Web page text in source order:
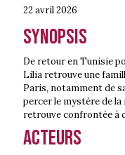
22 avril2026
Synopsis
De retour en Tunisie
Lilia retrouve une
Paris, notamment de
percer le mystère de
retrouve confrontée à
Acteurs